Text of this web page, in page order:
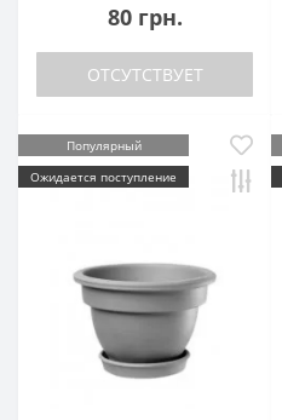
80 грн.
ОТСУТСТВУЕТ
Популярный
Ожидается поступление